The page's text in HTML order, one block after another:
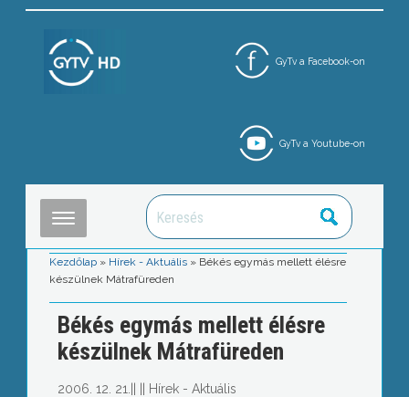
GyTv a Facebook-on
GyTv a Youtube-on
Kezdőlap » Hírek - Aktuális » Békés egymás mellett élésre
készülnek Mátrafüreden
Békés egymás mellett élésre
készülnek Mátrafüreden
2006. 12. 21. Hírek - Aktuális